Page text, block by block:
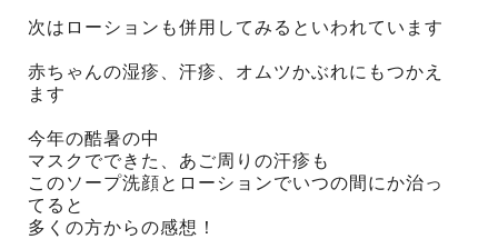
次はローションも併用してみるといわれています
赤ちゃんの湿疹、汗疹、オムツかぶれにもつかえ
ます
今年の酷暑の中
マスクでできた、あご周りの汗疹も
このソープ洗顔とローションでいつの間にか治っ
てると
多くの方からの感想！